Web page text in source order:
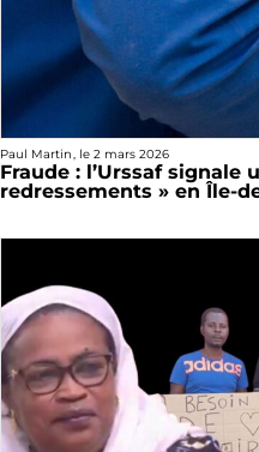
Paul Martin, le 2 mars 2026
Fraude : l’Urssaf signale
redressements » en Île-